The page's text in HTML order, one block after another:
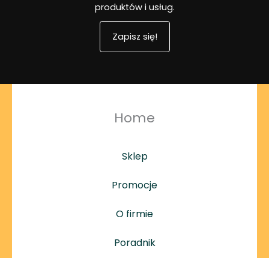
produktów i usług.
Zapisz się!
Home
Sklep
Promocje
O firmie
Poradnik